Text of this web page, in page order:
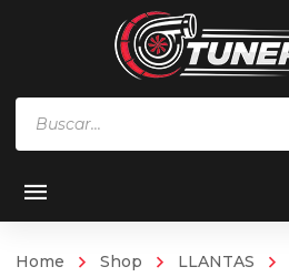
Home Shop LLANTAS